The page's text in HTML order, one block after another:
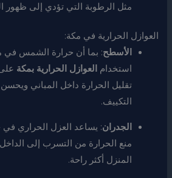
مثل الرطوبة التي تؤدي إلى ظهور
العوازل الحرارية في مكة:
الأسطح: بما أن حرارة الشمس في
استخدام العوازل الحرارية بمكة
تقليل الحرارة داخل المباني
التكييف.
الجدران: يساعد العزل الحراري في
منع الحرارة من التسرب إلى
المنزل أكثر راحة.